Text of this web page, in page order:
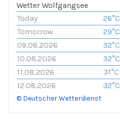
Wetter Wolfgangsee
Today
26°C
Tomorrow
29°C
09.08.2026
32°C
10.08.2026
32°C
11.08.2026
31°C
12.08.2026
32°C
© Deutscher Wetterdienst